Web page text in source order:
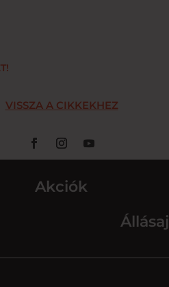
VISSZA A CIKKEKHEZ
Akciók